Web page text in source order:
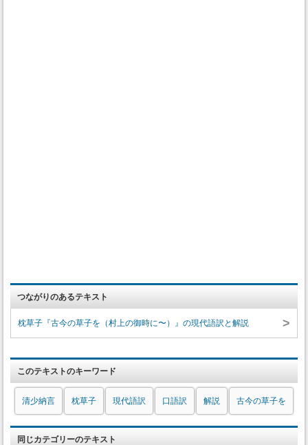
つながりのあるテキスト
枕草子『古今の草子を（村上の御時に〜）』の現代語訳と解説 >
このテキストのキーワード
清少納言 枕草子 現代語訳 口語訳 解説 古今の草子を
同じカテゴリーのテキスト